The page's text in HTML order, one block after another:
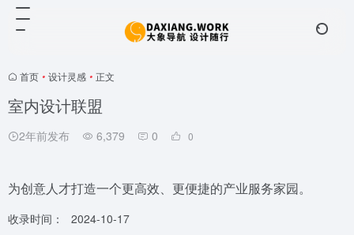
首页 • 设计灵感 • 正文
室内设计联盟
2年前发布 6,379 0 0
为创意人才打造一个更高效、更便捷的产业服务家园。
收录时间：
2024-10-17